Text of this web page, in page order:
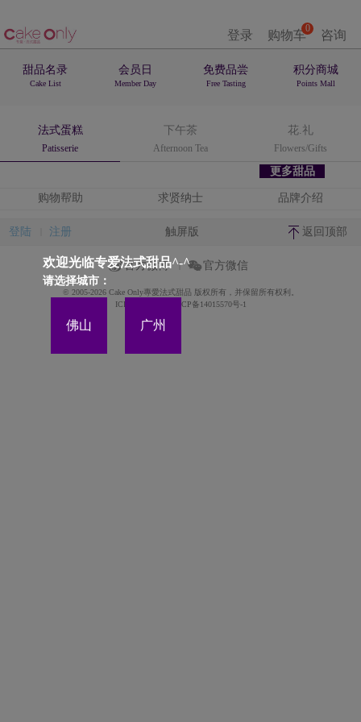
登录 0
购物车 咨询
甜品名录
Cake List
会员日
Member Day
免费品尝
Free Tasting
积分商城
Points Mall
法式蛋糕
Patisserie
下午茶
Afternoon Tea
花.礼
Flowers/Gifts
更多甜品
欢迎光临专爱法式甜品^-^
请选择城市：
佛山 广州
购物帮助 求贤纳士 品牌介绍
登陆 注册 触屏版 返回顶部
官方微博 官方微信
© 2005-2026 Cake Only專愛法式甜品 版权所有，并保留所有权利。
ICP备案证书号:粤ICP备14015570号-1